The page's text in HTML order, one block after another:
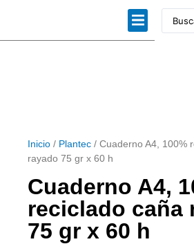
Inicio / Plantec / Cuaderno A4, 100%
rayado 75 gr x 60 h
Cuaderno A4,
reciclado caña
75 gr x 60 h